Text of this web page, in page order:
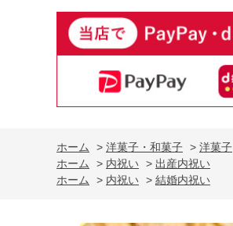
ホーム > 洋菓子・和菓子 > 洋菓子
ホーム
> 内祝い > 出産内祝い
ホーム
> 内祝い > 結婚内祝い